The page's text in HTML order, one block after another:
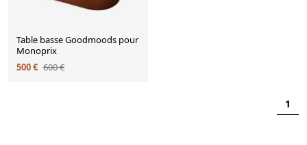
Table basse Goodmoods pour
Monoprix
500 € 600 €
1